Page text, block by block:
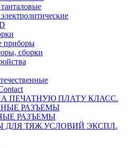
приборы
сборки
ПЕЧАТНУЮ ПЛАТУ КЛАСС.
РАЗЪЕМЫ
РАЗЪЕМЫ
ДЛЯ ТЯЖ.УСЛОВИЙ ЭКСПЛ.